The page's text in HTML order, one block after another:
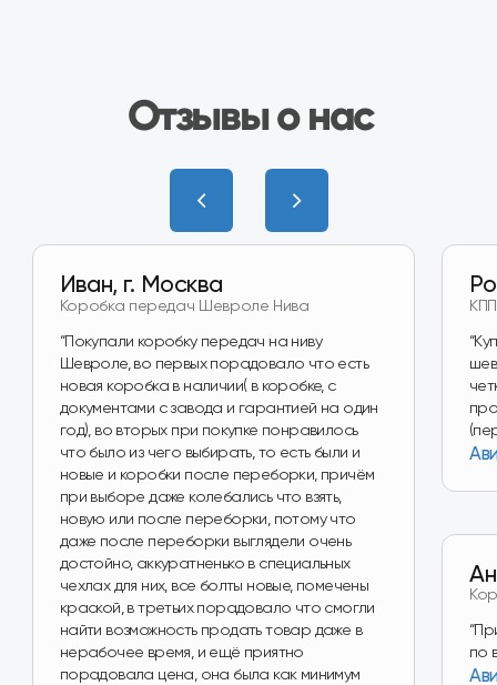
Наш магазин
на Wildberries
Перейти в магазин